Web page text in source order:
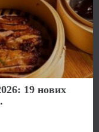
19 нових